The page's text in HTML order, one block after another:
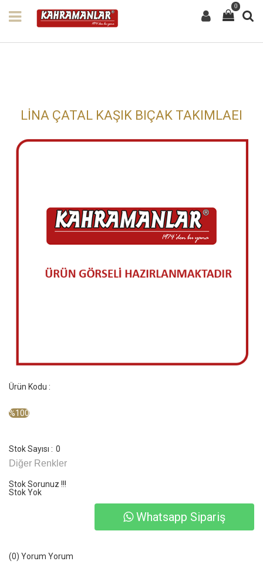
0
LİNA ÇATAL KAŞIK BIÇAK TAKIMLAEI
Ürün Kodu :
%100
Stok Sayısı : 0
Diğer Renkler
Stok Sorunuz !!!
Stok Yok
Whatsapp Sipariş
(0) Yorum Yorum